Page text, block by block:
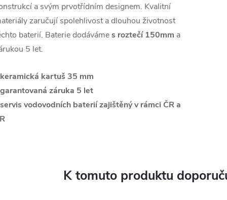
a svým prvotřídním designem. Kvalitní
zaručují spolehlivost a dlouhou životnost
baterií. Baterie dodávámes roztečí 150mm a
5 let.
kartuš 35 mm
záruka 5 let
vodovodních baterií zajištěný v rámci ČR a
K tomuto produktu